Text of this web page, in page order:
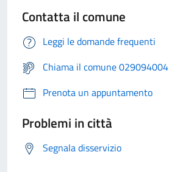
Contatta il comune
Leggi le domande frequenti
Chiama il comune 029094004
Prenota un appuntamento
Problemi in città
Segnala disservizio